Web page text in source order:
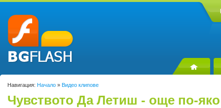
Навигация: Начало » Видео клипове
Чувството Да Летиш - още по-